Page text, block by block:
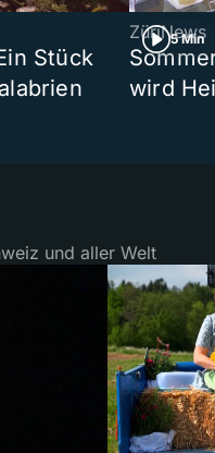
Stück
5 Min
ZüriNews
wird
und aller Welt